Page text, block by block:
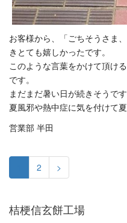
お客様から、「ごちそうさま
きとても嬉しかったです。
このような言葉をかけて頂け
です。
まだまだ暑い日が続きそうです
夏風邪や熱中症に気を付けて
営業部 半田
2 >
桔梗信玄餅工場